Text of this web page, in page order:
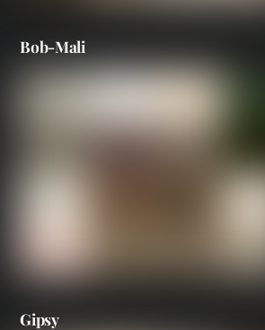
Bob-Mali
Gipsy